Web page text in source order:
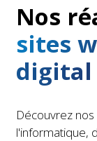
Nos
sites
digital
Découvrez
l'informatique,